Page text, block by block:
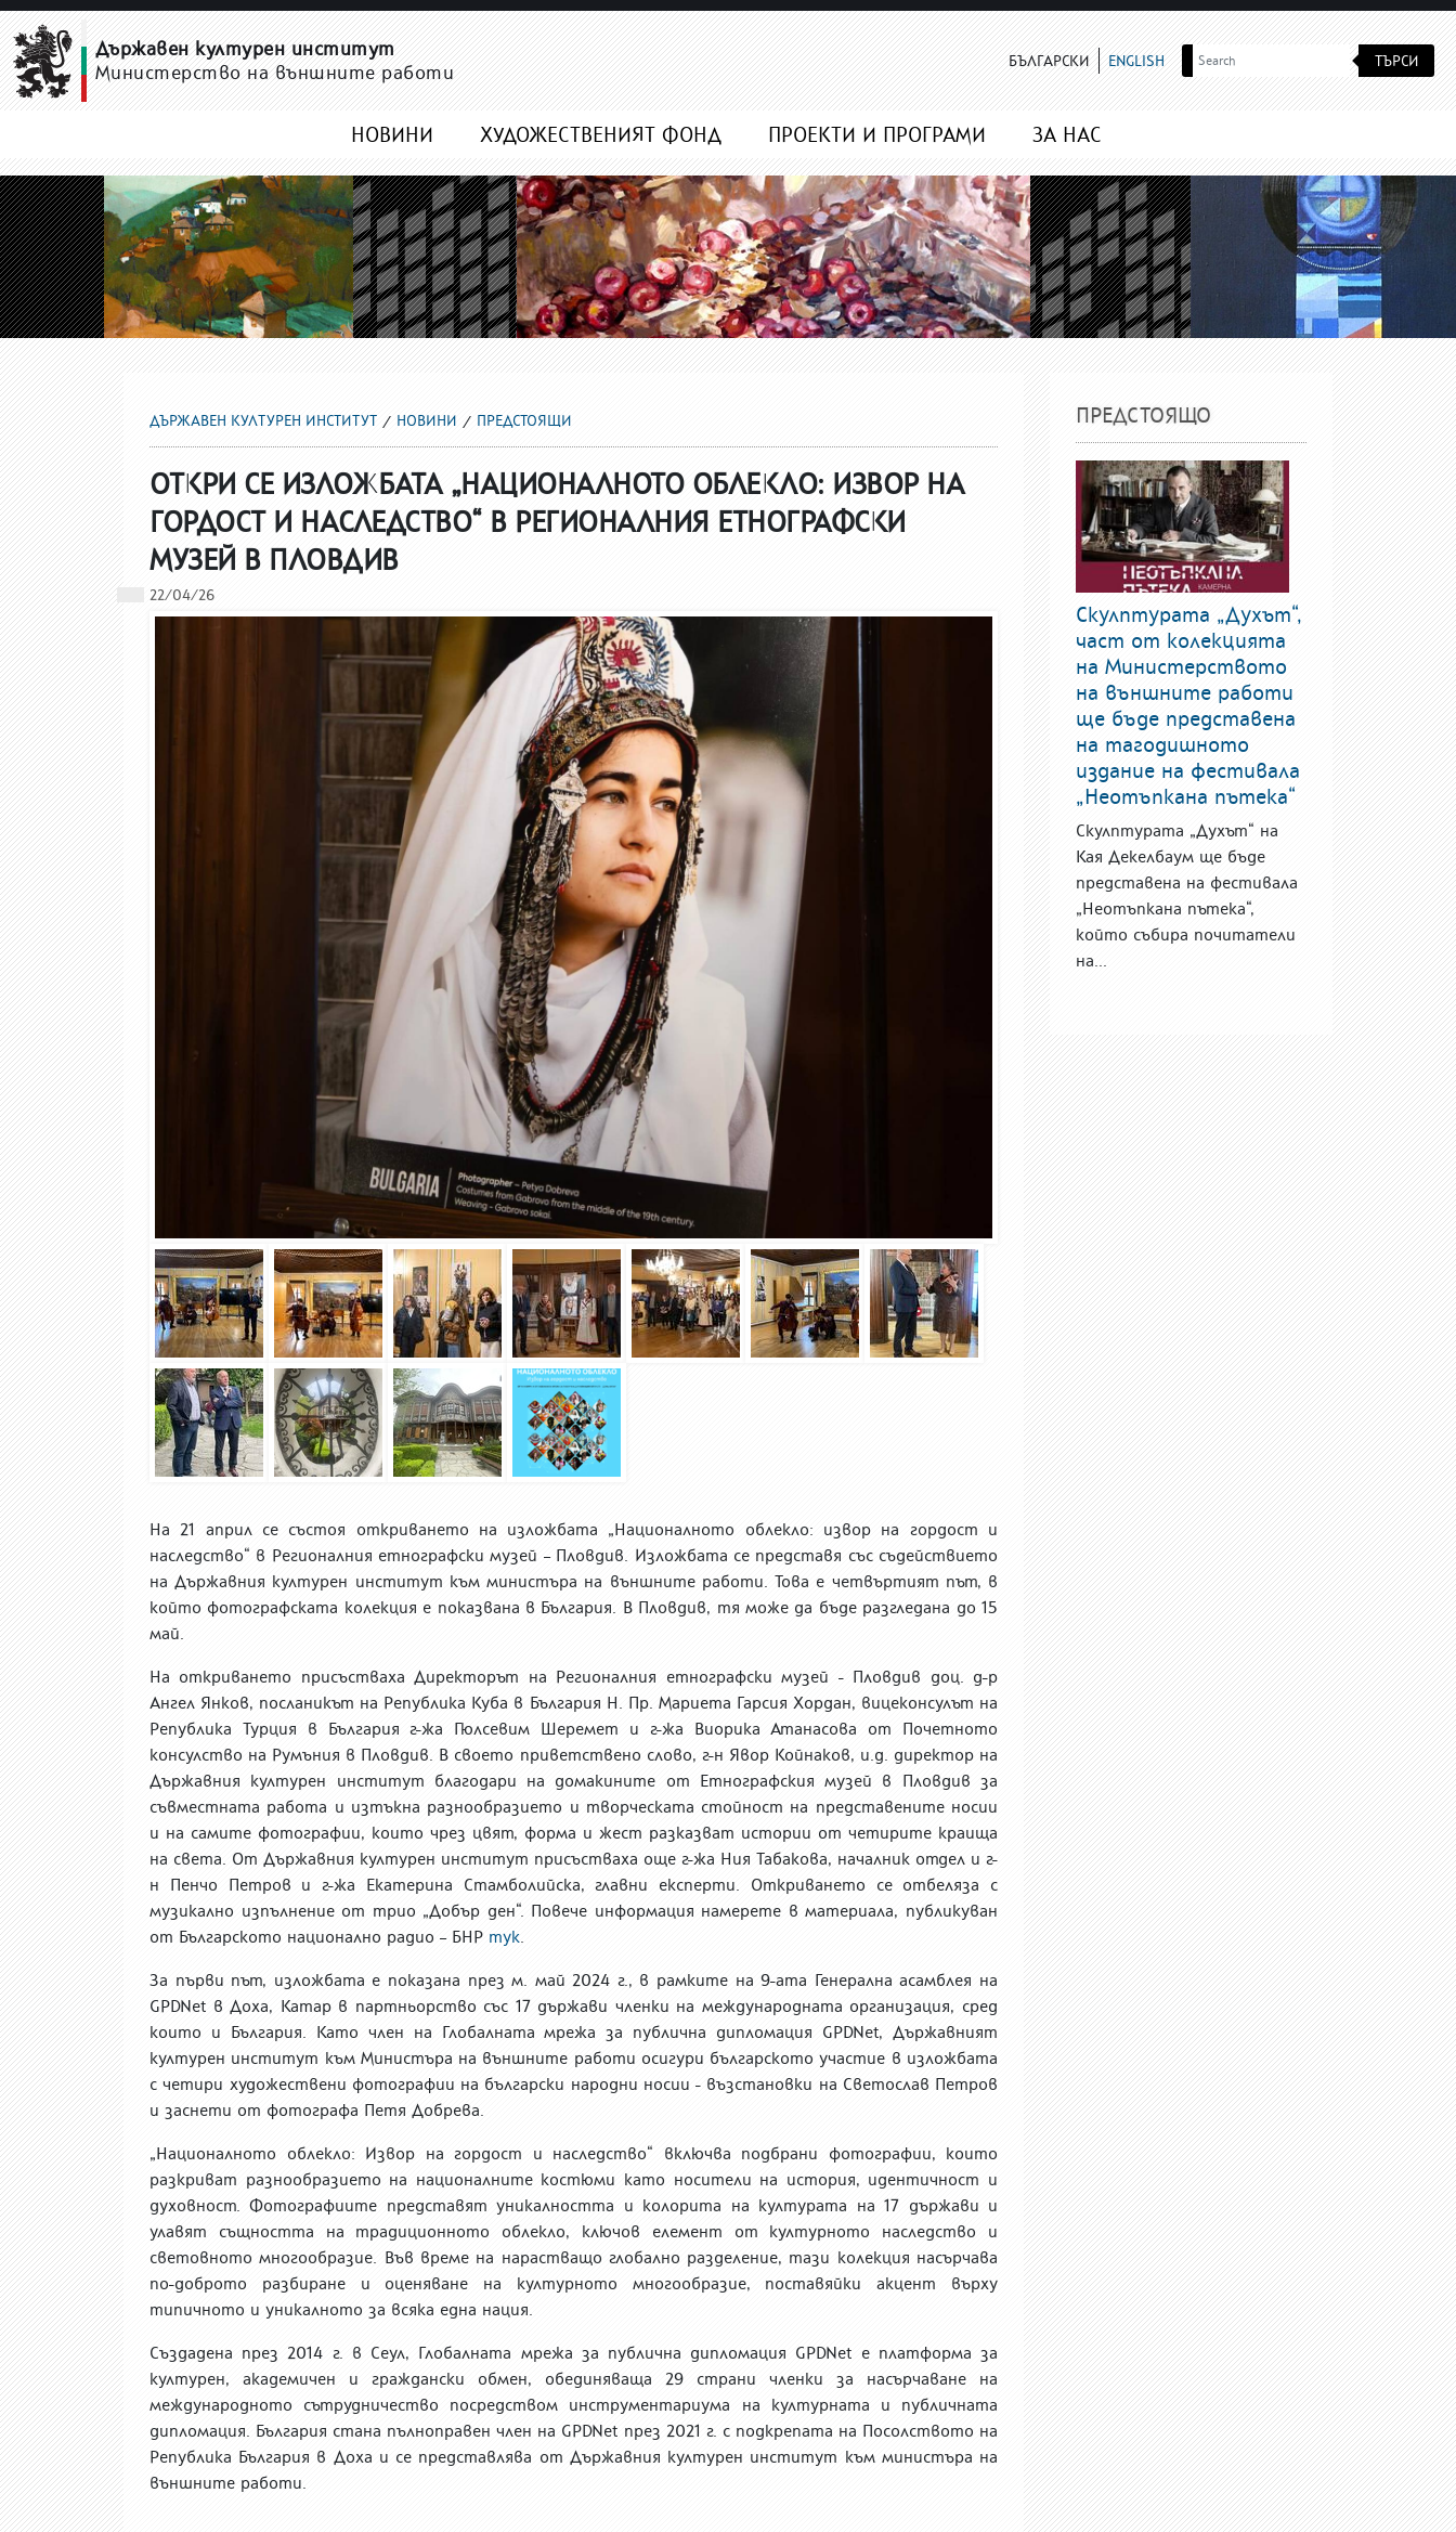
ПРЕДСТОЯЩИ
Държавен културен институт
Министерство на външните работи
БЪЛГАРСКИ ENGLISH ТЪРСИ
НОВИНИ ХУДОЖЕСТВЕНИЯТ ФОНД ПРОЕКТИ И ПРОГРАМИ ЗА НАС
ДЪРЖАВЕН КУЛТУРЕН ИНСТИТУТ НОВИНИ ПРЕДСТОЯЩИ
ОТКРИ СЕ ИЗЛОЖБАТА „НАЦИОНАЛНОТО ОБЛЕКЛО: ИЗВОР НА
ГОРДОСТ И НАСЛЕДСТВО“ В РЕГИОНАЛНИЯ ЕТНОГРАФСКИ
МУЗЕЙ В ПЛОВДИВ
22/04/26
На 21 април се състоя откриването на изложбата „Националното облекло: извор на гордост и
наследство“ в Регионалния етнографски музей – Пловдив. Изложбата се представя със съдействието
на Държавния културен институт към министъра на външните работи. Това е четвъртият път, в
който фотографската колекция е показвана в България. В Пловдив, тя може да бъде разгледана до 15
май.
На откриването присъстваха Директорът на Регионалния етнографски музей - Пловдив доц. д-р
Ангел Янков, посланикът на Република Куба в България Н. Пр. Мариета Гарсия Хордан, вицеконсулът на
Република Турция в България г-жа Гюлсевим Шеремет и г-жа Виорика Атанасова от Почетното
консулство на Румъния в Пловдив. В своето приветствено слово, г-н Явор Койнаков, и.д. директор на
Държавния културен институт благодари на домакините от Етнографския музей в Пловдив за
съвместната работа и изтъкна разнообразието и творческата стойност на представените носии
и на самите фотографии, които чрез цвят, форма и жест разказват истории от четирите краища
на света. От Държавния културен институт присъстваха още г-жа Ния Табакова, началник отдел и г-
н Пенчо Петров и г-жа Екатерина Стамболийска, главни експерти. Откриването се отбеляза с
музикално изпълнение от трио „Добър ден“. Повече информация намерете в материала, публикуван
от Българското национално радио – БНР тук.
За първи път, изложбата е показана през м. май 2024 г., в рамките на 9-ата Генерална асамблея на
GPDNet в Доха, Катар в партньорство със 17 държави членки на международната организация, сред
които и България. Като член на Глобалната мрежа за публична дипломация GPDNet,Държавният
културен институт към Министъра на външните работи осигури българското участие в изложбата
с четири художествени фотографии на български народни носии - възстановки на Светослав Петров
и заснети от фотографа Петя Добрева.
„Националното облекло: Извор на гордост и наследство“ включва подбрани фотографии, които
разкриват разнообразието на националните костюми като носители на история, идентичност и
духовност.Фотографиите представят уникалността и колорита на културата на 17 държави и
улавят същността на традиционното облекло, ключов елемент от културното наследство и
световното многообразие. Във време на нарастващо глобално разделение, тази колекция насърчава
по-доброто разбиране и оценяване на културното многообразие, поставяйки акцент върху
типичното и уникалното за всяка една нация.
Създадена през 2014 г. в Сеул, Глобалната мрежа за публична дипломация GPDNet е платформа за
културен, академичен и граждански обмен, обединяваща 29 страни членки за насърчаване на
международното сътрудничество посредством инструментариума на културната и публичната
дипломация. България стана пълноправен член на GPDNet през 2021 г. с подкрепата на Посолството на
Република България в Доха и се представлява от Държавния културен институт към министъра на
външните работи.
ПРЕДСТОЯЩО
Скулптурата „Духът“,
част от колекцията
на Министерството
на външните работи
ще бъде представена
на тагодишното
издание на фестивала
„Неотъпкана пътека“
Скулптурата „Духът“ на
Кая Декелбаум ще бъде
представена на фестивала
„Неотъпкана пътека“,
който събира почитатели
на...